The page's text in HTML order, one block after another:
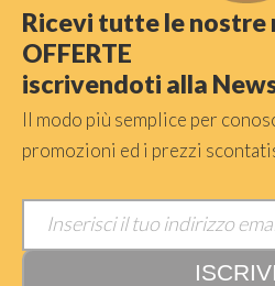
Ricevi tutte le nostre
OFFERTE
iscrivendoti alla
Il modo più semplice per
promozioni ed i prezzi